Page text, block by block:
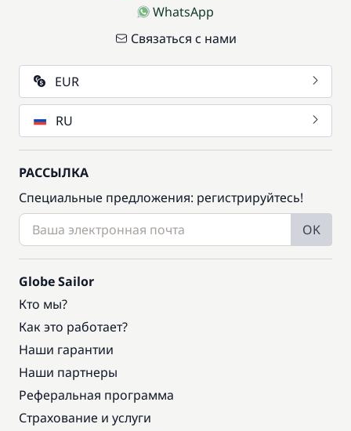
WhatsApp
Связаться с нами
EUR
RU
РАССЫЛКА
Специальные предложения: регистрируйтесь!
OK
Globe Sailor
Кто мы?
Как это работает?
Наши гарантии
Наши партнеры
Реферальная программа
Страхование и услуги